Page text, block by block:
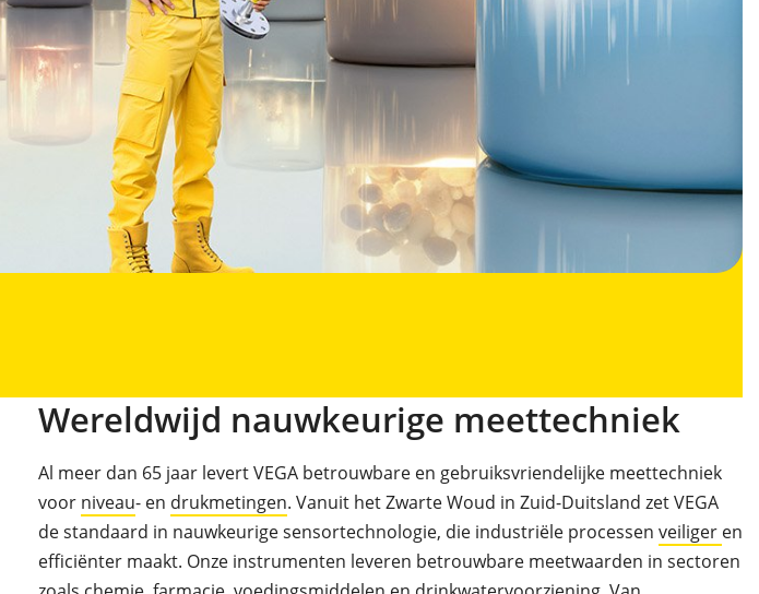
Wereldwijd nauwkeurige meettechniek
Al meer dan 65 jaar levert VEGA betrouwbare en gebruiksvriendelijke meettechniek
voor niveau- en drukmetingen. Vanuit het Zwarte Woud in Zuid-Duitsland zet VEGA
de standaard in nauwkeurige sensortechnologie, die industriële processen veiliger en
efficiënter maakt. Onze instrumenten leveren betrouwbare meetwaarden in sectoren